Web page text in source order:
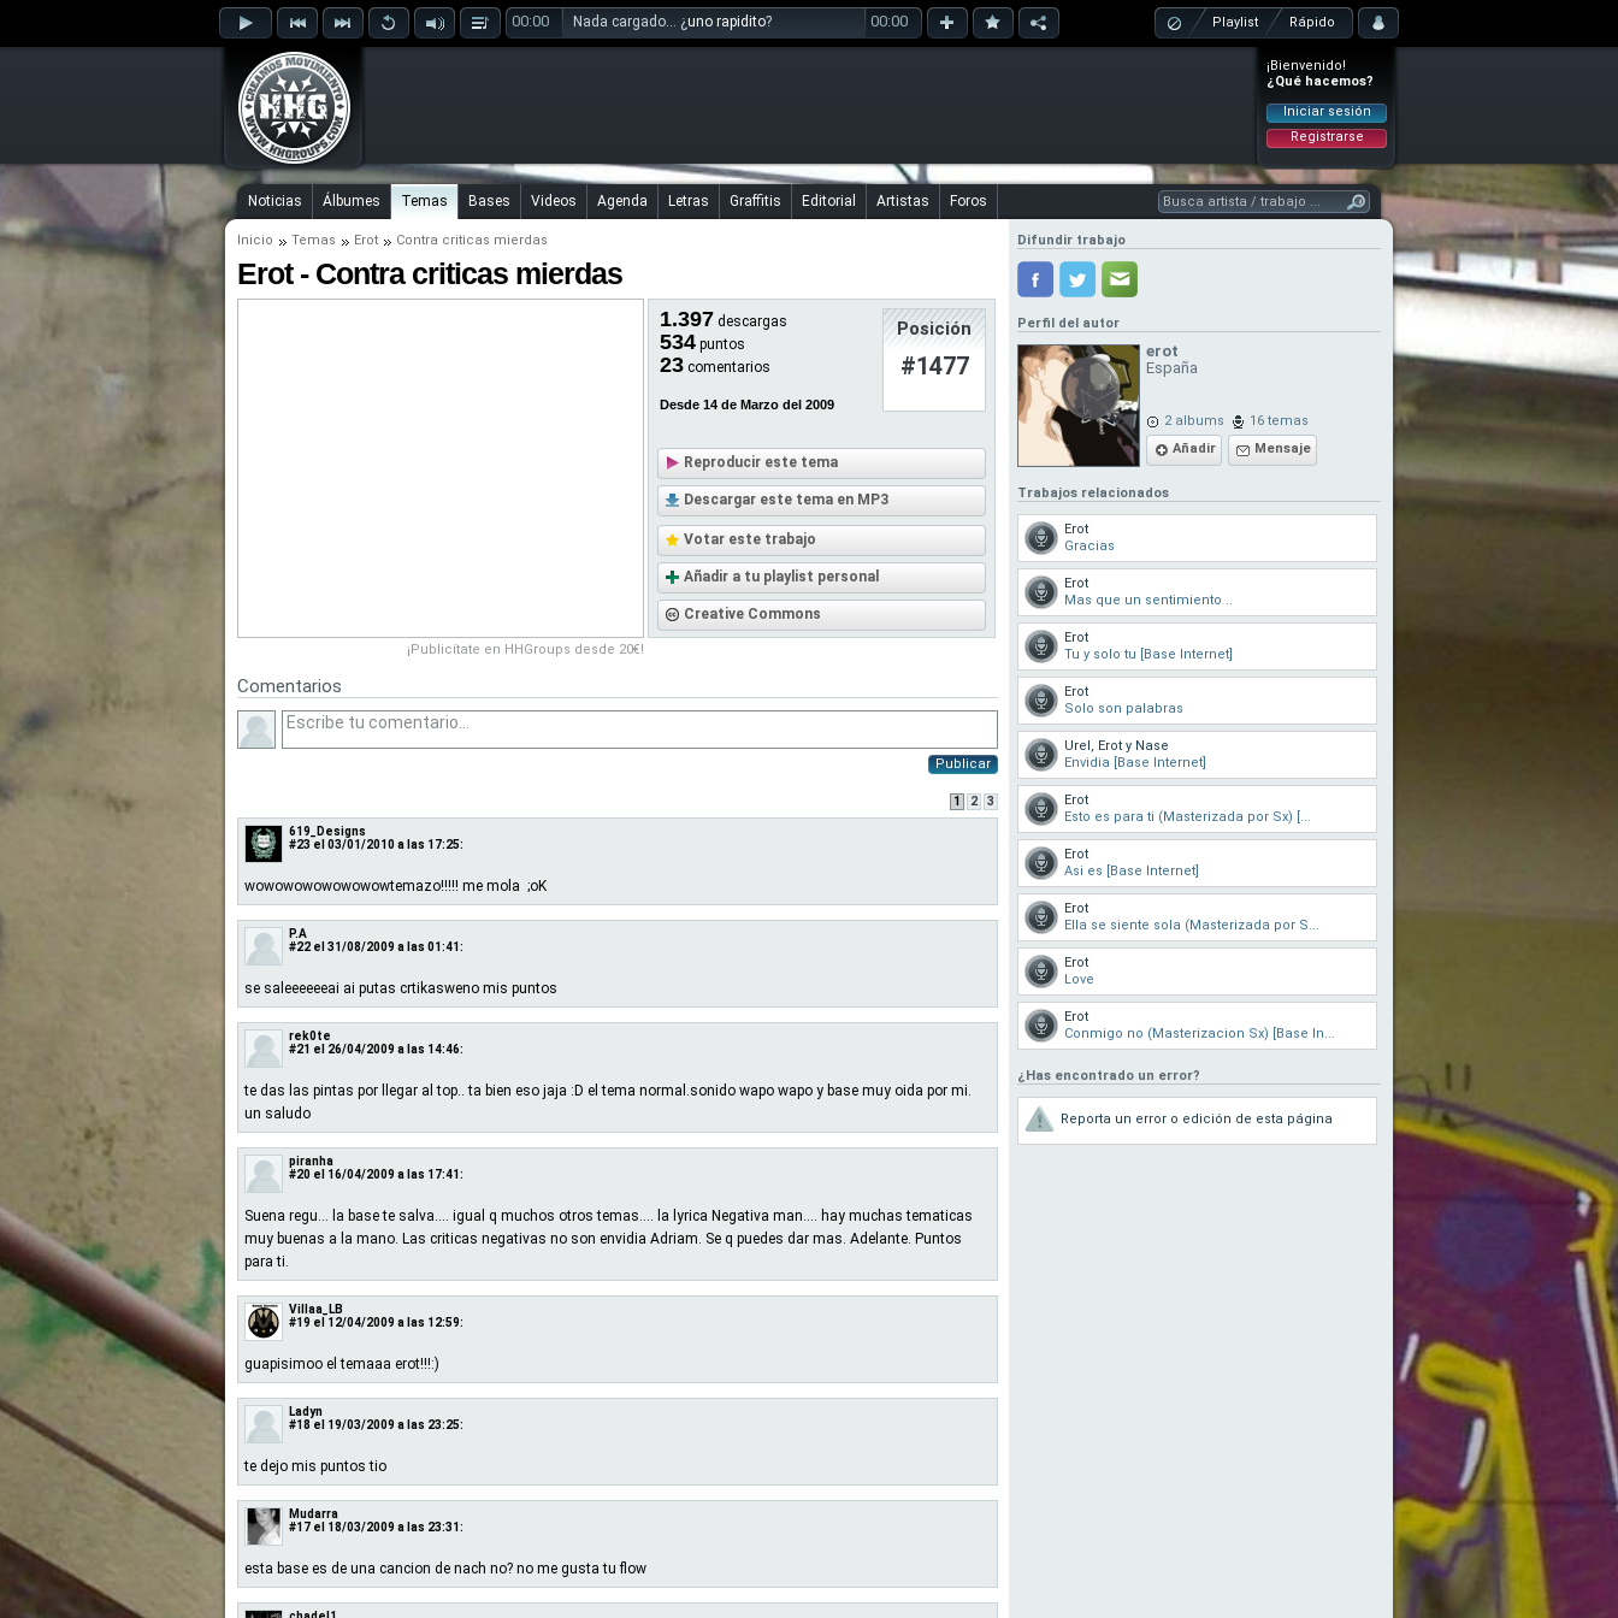
00:00 Nada cargado... ¿uno rapidito? 00:00 Playlist Rápido
¡Bienvenido!
¿Qué hacemos?
Iniciar sesión
Registrarse
Noticias Álbumes Temas Bases Videos Agenda Letras Graffitis Editorial Artistas Foros
Inicio Temas Erot Contra criticas mierdas
Erot - Contra criticas mierdas
¡Publicítate en HHGroups desde 20€!
1.397 descargas
534 puntos
23 comentarios
Desde 14 de Marzo del 2009
Posición
#1477
Reproducir este tema
Descargar este tema en MP3
Votar este trabajo
Añadir a tu playlist personal
Creative Commons
Comentarios
Publicar
1 2 3
619_Designs
#23 el 03/01/2010 a las 17:25:
wowowowowowowowtemazo!!!!! me mola ;oK
P.A
#22 el 31/08/2009 a las 01:41:
se saleeeeeeai ai putas crtikasweno mis puntos
rek0te
#21 el 26/04/2009 a las 14:46:
te das las pintas por llegar al top.. ta bien eso jaja :D el tema normal.sonido wapo wapo y base muy oida por mi.
un saludo
piranha
#20 el 16/04/2009 a las 17:41:
Suena regu... la base te salva.... igual q muchos otros temas.... la lyrica Negativa man.... hay muchas tematicas
muy buenas a la mano. Las criticas negativas no son envidia Adriam. Se q puedes dar mas. Adelante. Puntos
para ti.
Villaa_LB
#19 el 12/04/2009 a las 12:59:
guapisimoo el temaaa erot!!!:)
Ladyn
#18 el 19/03/2009 a las 23:25:
te dejo mis puntos tio
Mudarra
#17 el 18/03/2009 a las 23:31:
esta base es de una cancion de nach no? no me gusta tu flow
Difundir trabajo
Perfil del autor
erot
España
2 albums
16 temas
Añadir
Mensaje
Trabajos relacionados
Erot
Gracias
Erot
Mas que un sentimiento ..
Erot
Tu y solo tu [Base Internet]
Erot
Solo son palabras
Urel, Erot y Nase
Envidia [Base Internet]
Erot
Esto es para ti (Masterizada por Sx) [...
Erot
Asi es [Base Internet]
Erot
Ella se siente sola (Masterizada por S...
Erot
Love
Erot
Conmigo no (Masterizacion Sx) [Base In...
¿Has encontrado un error?
Reporta un error o edición de esta página